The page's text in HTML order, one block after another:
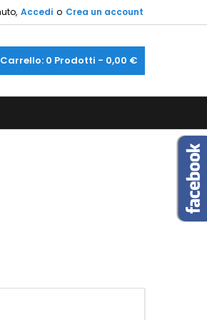
Accedi o Crea un account
Carrello: 0 Prodotti - 0,00 €